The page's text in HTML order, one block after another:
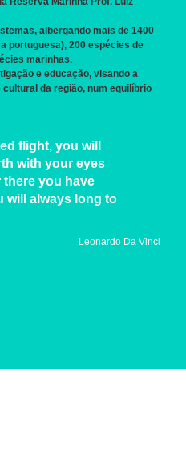
albergando mais de 1400
portuguesa), 200 espécies de
marinhas.
e educação, visando a
da região, num equilíbrio
flight, you will
with your eyes
you have
will always long to
Leonardo Da Vinci